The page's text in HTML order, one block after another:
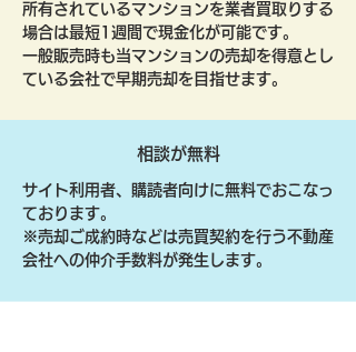
所有されているマンションを業者買取りする
場合は最短1週間で現金化が可能です。
一般販売時も当マンションの売却を得意とし
ている会社で早期売却を目指せます。
相談が無料
サイト利用者、購読者向けに無料でおこなっ
ております。
​※売却ご成約時などは売買契約を行う不動産
会社への仲介手数料が発生します。